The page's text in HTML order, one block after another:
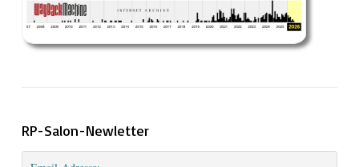
RP-Salon-Newletter